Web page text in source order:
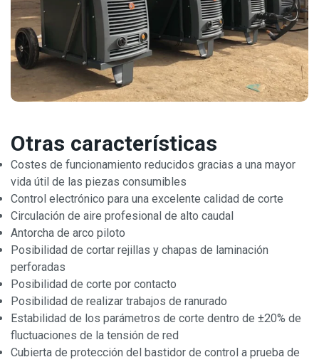
Otras características
Costes de funcionamiento reducidos gracias a una mayor
vida útil de las piezas consumibles
Control electrónico para una excelente calidad de corte
Circulación de aire profesional de alto caudal
Antorcha de arco piloto
Posibilidad de cortar rejillas y chapas de laminación
perforadas
Posibilidad de corte por contacto
Posibilidad de realizar trabajos de ranurado
Estabilidad de los parámetros de corte dentro de ±20% de
fluctuaciones de la tensión de red
Cubierta de protección del bastidor de control a prueba de